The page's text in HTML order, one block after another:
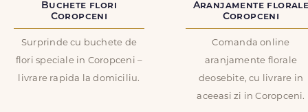
Buchete flori
Coropceni
Surprinde cu buchete de
flori speciale in Coropceni –
livrare rapida la domiciliu.
Aranjamente
Coropceni
Comanda online
aranjamente florale
deosebite, cu livrare in
aceeasi zi in Coropceni.